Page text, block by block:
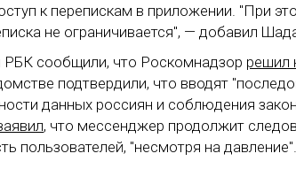
к перепискам в приложении. "При
не ограничивается", — добавил
РБК сообщили, что Роскомнадзор решил
подтвердили, что вводят
данных россиян и соблюдения
, что мессенджер продолжит
пользователей, "несмотря на давление".